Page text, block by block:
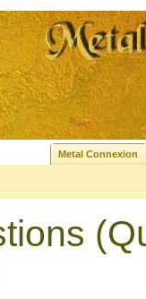
Metal Connexion